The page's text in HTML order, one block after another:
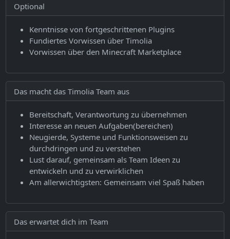
Optional
Kenntnisse von fortgeschrittenen Plugins
Fundiertes Vorwissen über Timolia
Vorwissen über den Minecraft Marketplace
Das macht das Timolia Team aus
Bereitschaft, Verantwortung zu übernehmen
Interesse an neuen Aufgaben(bereichen)
Neugierde, Systeme und Funktionsweisen zu
durchdringen und zu verstehen
Lust darauf, gemeinsam als Team Ideen zu
entwickeln und zu verwirklichen
Am allerwichtigsten: Gemeinsam viel Spaß haben
Das erwartet dich im Team